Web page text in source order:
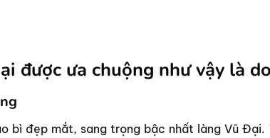
được ưa chuộng như vậy là
bì đẹp mắt, sang trọng bậc nhất làng Vũ Đại.